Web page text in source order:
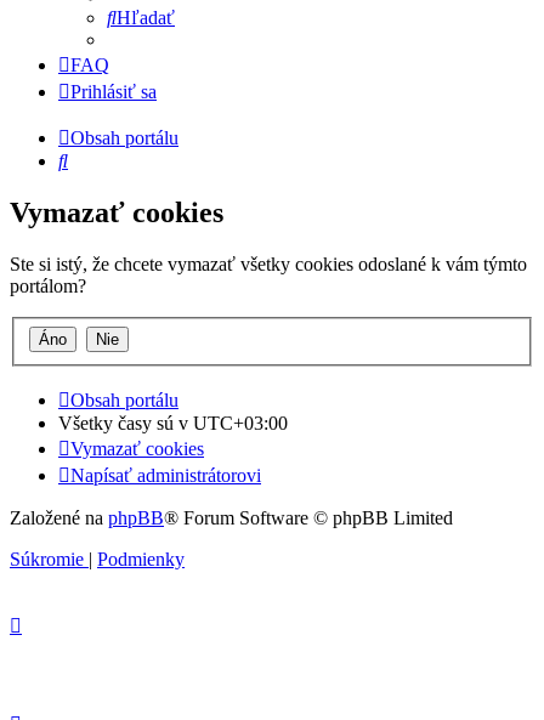
Hľadať
FAQ
Prihlásiť sa
Obsah portálu
Hľadať
Vymazať cookies
Ste si istý, že chcete vymazať všetky cookies odoslané k vám týmto
portálom?
Obsah portálu
Všetky časy sú v UTC+03:00
Vymazať cookies
Napísať administrátorovi
Založené na phpBB® Forum Software © phpBB Limited
Súkromie | Podmienky